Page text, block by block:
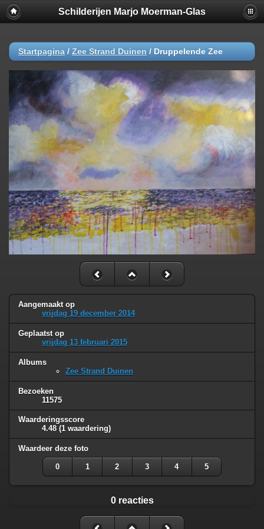
Schilderijen Marjo Moerman-Glas
Startpagina / Zee Strand Duinen / Druppelende Zee
Aangemaakt op
vrijdag 19 december 2014
Geplaatst op
vrijdag 13 februari 2015
Albums
Zee Strand Duinen
Bezoeken
11575
Waarderingsscore
4.48 (1 waardering)
Waardeer deze foto
0 1 2 3 4 5
0 reacties